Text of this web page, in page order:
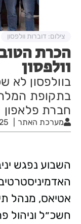
הכרת
וולפסון
בוולפסון לא
בתקופת
חברת פלאפון
מערכת האתר
צילום: דוברות וולפסון
השבוע נפגש
אטיאס, מנהל
חשכ״ל וניהול